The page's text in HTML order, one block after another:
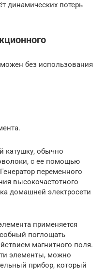
динамических потерь
без использования
катушку, обычно
с ее помощью
переменного
высокочастотного
домашней электросети
применяется
поглощать
магнитного поля.
элементы, можно
прибор, который